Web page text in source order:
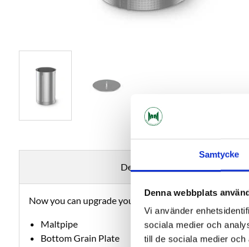
Samtycke
Denna webbplats
Vi använder
sociala medier och
till de sociala medier
Description
Now you can upgrade your older G30 with the new
Maltpipe
Bottom Grain Plate